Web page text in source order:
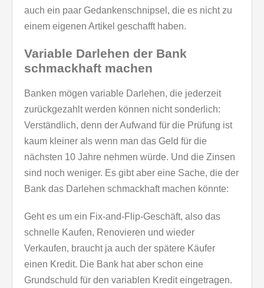
auch ein paar Gedankenschnipsel, die es nicht zu
einem eigenen Artikel geschafft haben.
Variable Darlehen der Bank
schmackhaft machen
Banken mögen variable Darlehen, die jederzeit
zurückgezahlt werden können nicht sonderlich:
Verständlich, denn der Aufwand für die Prüfung ist
kaum kleiner als wenn man das Geld für die
nächsten 10 Jahre nehmen würde. Und die Zinsen
sind noch weniger. Es gibt aber eine Sache, die der
Bank das Darlehen schmackhaft machen könnte:
Geht es um ein Fix-and-Flip-Geschäft, also das
schnelle Kaufen, Renovieren und wieder
Verkaufen, braucht ja auch der spätere Käufer
einen Kredit. Die Bank hat aber schon eine
Grundschuld für den variablen Kredit eingetragen.